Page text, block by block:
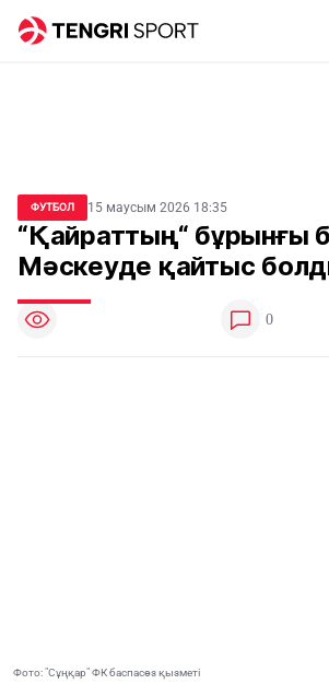
ФУТБОЛ 15 маусым 2026 18:35
“Қайраттың“ бұрынғы
Мәскеуде қайтыс
0
Фото: "Сұңқар" ФК баспасөз қызметі